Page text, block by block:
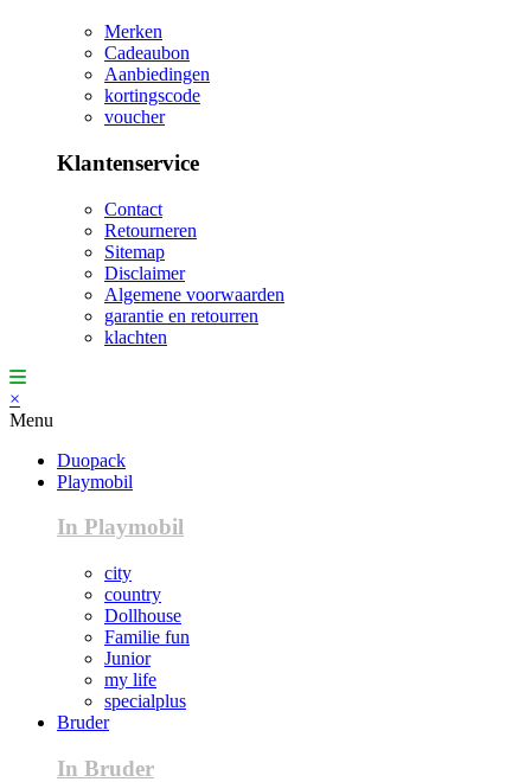
Merken
Cadeaubon
Aanbiedingen
kortingscode
voucher
Klantenservice
Contact
Retourneren
Sitemap
Disclaimer
Algemene voorwaarden
garantie en retourren
klachten
×
Menu
Duopack
Playmobil
In Playmobil
city
country
Dollhouse
Familie fun
Junior
my life
specialplus
Bruder
In Bruder